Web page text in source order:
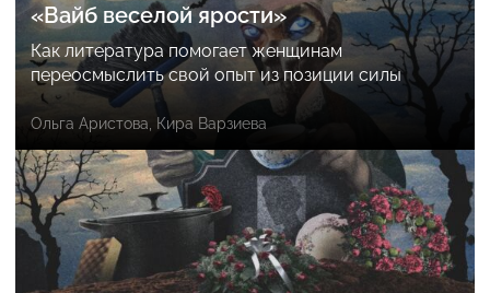
«Вайб веселой ярости»
Как литература помогает женщинам
переосмыслить свой опыт из позиции силы
Ольга Аристова Кира Варзиева